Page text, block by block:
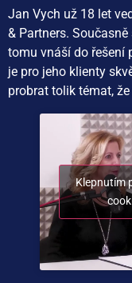
Jan Vych už 18 let
& Partners.
tomu vnáší do řešení
je pro jeho klienty
probrat tolik témat,
Klepnutím